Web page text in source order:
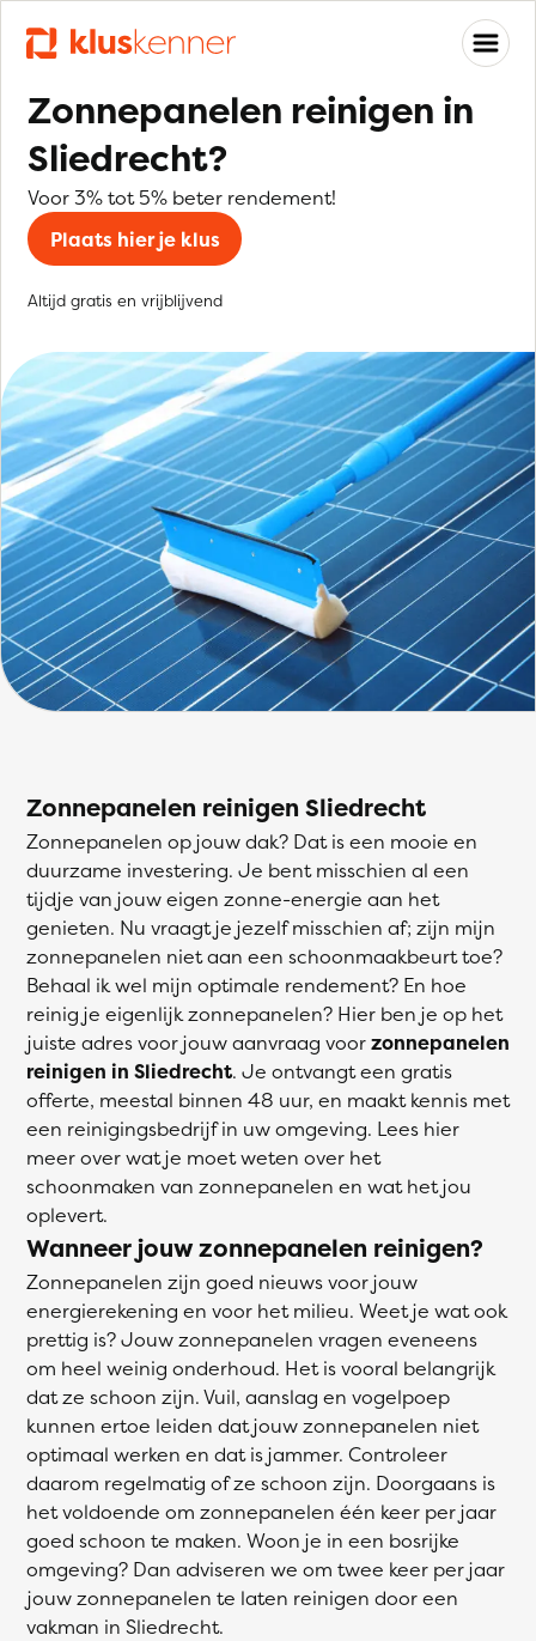
Zonnepanelen reinigen in
Sliedrecht?
Voor 3% tot 5% beter rendement!
Plaats hier je klus
Altijd gratis en vrijblijvend
Zonnepanelen reinigen Sliedrecht
Zonnepanelen op jouw dak? Dat is een mooie en
duurzame investering. Je bent misschien al een
tijdje van jouw eigen zonne-energie aan het
genieten. Nu vraagt je jezelf misschien af; zijn mijn
zonnepanelen niet aan een schoonmaakbeurt toe?
Behaal ik wel mijn optimale rendement? En hoe
reinig je eigenlijk zonnepanelen? Hier ben je op het
juiste adres voor jouw aanvraag voorzonnepanelen
reinigen in Sliedrecht. Je ontvangt een gratis
offerte, meestal binnen 48 uur, en maakt kennis met
een reinigingsbedrijf in uw omgeving. Lees hier
meer over wat je moet weten over het
schoonmaken van zonnepanelen en wat het jou
oplevert.
Wanneer jouw zonnepanelen reinigen?
Zonnepanelen zijn goed nieuws voor jouw
energierekening en voor het milieu. Weet je wat ook
prettig is? Jouw zonnepanelen vragen eveneens
om heel weinig onderhoud. Het is vooral belangrijk
dat ze schoon zijn. Vuil, aanslag en vogelpoep
kunnen ertoe leiden dat jouw zonnepanelen niet
optimaal werken en dat is jammer. Controleer
daarom regelmatig of ze schoon zijn. Doorgaans is
het voldoende om zonnepanelen één keer per jaar
goed schoon te maken. Woon je in een bosrijke
omgeving? Dan adviseren we om twee keer per jaar
jouw zonnepanelen te laten reinigen door een
vakman in Sliedrecht.